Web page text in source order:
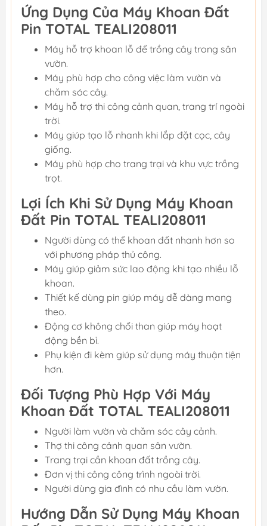
Ứng Dụng Của Máy Khoan Đất
Pin TOTAL TEALI208011
Máy hỗ trợ khoan lỗ để trồng cây trong sân
vườn.
Máy phù hợp cho công việc làm vườn và
chăm sóc cây.
Máy hỗ trợ thi công cảnh quan, trang trí ngoài
trời.
Máy giúp tạo lỗ nhanh khi lắp đặt cọc, cây
giống.
Máy phù hợp cho trang trại và khu vực trồng
trọt.
Lợi Ích Khi Sử Dụng Máy Khoan
Đất Pin TOTAL TEALI208011
Người dùng có thể khoan đất nhanh hơn so
với phương pháp thủ công.
Máy giúp giảm sức lao động khi tạo nhiều lỗ
khoan.
Thiết kế dùng pin giúp máy dễ dàng mang
theo.
Động cơ không chổi than giúp máy hoạt
động bền bỉ.
Phụ kiện đi kèm giúp sử dụng máy thuận tiện
hơn.
Đối Tượng Phù Hợp Với Máy
Khoan Đất TOTAL TEALI208011
Người làm vườn và chăm sóc cây cảnh.
Thợ thi công cảnh quan sân vườn.
Trang trại cần khoan đất trồng cây.
Đơn vị thi công công trình ngoài trời.
Người dùng gia đình có nhu cầu làm vườn.
Hướng Dẫn Sử Dụng Máy Khoan